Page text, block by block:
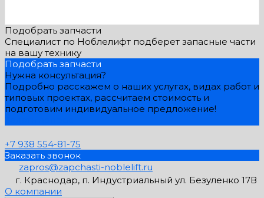
Подобрать запчасти
Специалист по Ноблелифт подберет запасные части
на вашу технику
Подобрать запчасти
Нужна консультация?
Подробно расскажем о наших услугах, видах работ и
типовых проектах, рассчитаем стоимость и
подготовим индивидуальное предложение!
+7 938 554-81-75
Заказать звонок
zapros@zapchasti-noblelift.ru
г. Краснодар, п. Индустриальный ул. Безуленко 17В
О компании